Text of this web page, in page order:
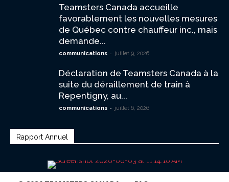
Teamsters Canada accueille
favorablement les nouvelles mesures
de Québec contre chauffeur inc., mais
demande...
communications - juillet 9, 2026
Déclaration de Teamsters Canada à la
suite du déraillement de train à
Repentigny, au...
communications - juillet 6, 2026
Rapport Annuel